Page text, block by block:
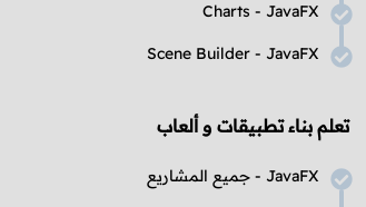
JavaFX
-
Charts
JavaFX
-
Scene Builder
تعلم بناء تطبيقات و ألعاب
JavaFX - جميع المشاريع